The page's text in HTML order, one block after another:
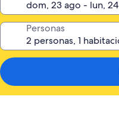
Personas